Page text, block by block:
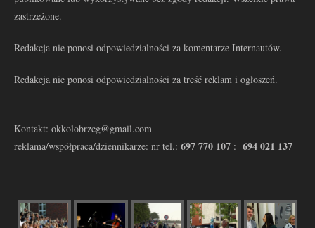
zastrzeżone.
Redakcja nie ponosi odpowiedzialności za komentarze Internautów.
Redakcja nie ponosi odpowiedzialności za treść reklam i ogłoszeń.
Kontakt: okkolobrzeg@gmail.com
reklama/współpraca/dziennikarze: nr tel.: 697 770 107 : 694 021 137